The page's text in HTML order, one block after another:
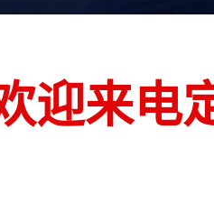
迎来电